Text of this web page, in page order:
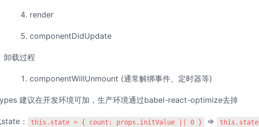
render
componentDidUpdate
卸载过程
componentWillUnmount (通常解绑事件、定时器等)
建议在开发环境可加，生产环境通过babel-react-optimize去掉
： this.state = { count: props.initValue || 0 } ⇒ this.state